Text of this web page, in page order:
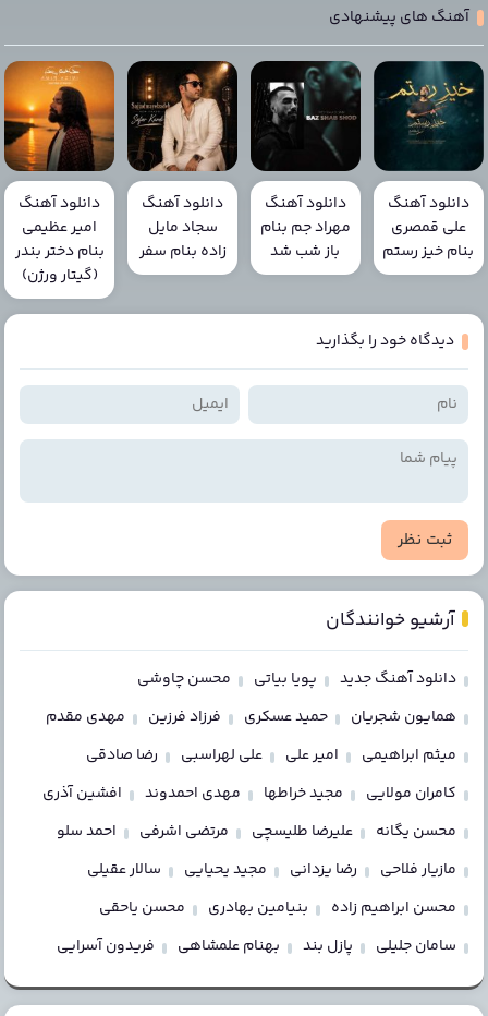
آهنگ های پیشنهادی
دانلود آهنگ
علی قمصری
بنام خیز رستم
دانلود آهنگ
مهراد جم بنام
باز شب شد
دانلود آهنگ
سجاد مایل
زاده بنام سفر
دانلود آهنگ
امیر عظیمی
بنام دختر بندر
(گیتار ورژن)
دیدگاه خود را بگذارید
ثبت نظر
آرشیو خوانندگان
دانلود آهنگ جدید پویا بیاتی
محسن چاوشی
همایون شجریان
حمید عسکری فرزاد فرزین
مهدی مقدم
میثم ابراهیمی
امیر علی علی لهراسبی
رضا صادقی
کامران مولایی
مجید خراطها مهدی احمدوند
افشین آذری
محسن یگانه
علیرضا طلیسچی مرتضی اشرفی
احمد سلو
مازیار فلاحی
رضا یزدانی مجید یحیایی
سالار عقیلی
محسن ابراهیم زاده
بنیامین بهادری
محسن یاحقی
سامان جلیلی
پازل بند بهنام علمشاهی فریدون آسرایی